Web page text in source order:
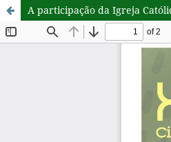
A participação da Igreja